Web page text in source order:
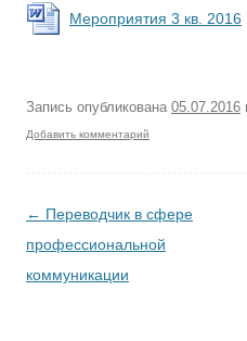
Мероприятия 3 кв. 2016
Запись опубликована 05.07.2016
Добавить комментарий
Навигация по записям
← Переводчик в сфере
профессиональной
коммуникации